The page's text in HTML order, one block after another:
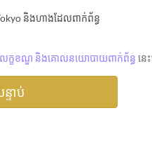
និងហាងដែលពាក់ព័ន្ធ
លក្ខខណ្ឌ និងគោលនយោបាយពាក់ព័ន្ធ នេ